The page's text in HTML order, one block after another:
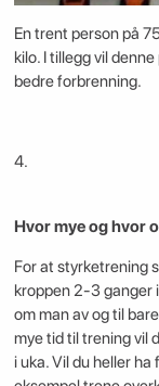
En trent person på
kilo. I tillegg vil
bedre forbrenning.
4.
Hvor mye og hvor
For at styrketrening
kroppen 2-3 ganger
om man av og til
mye tid til trening vil
i uka. Vil du heller